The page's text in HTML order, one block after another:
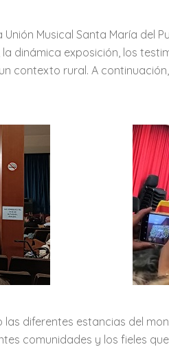
Musical Santa María del
dinámica exposición, los
contexto rural. A continuación,
las diferentes estancias del
comunidades y los fieles